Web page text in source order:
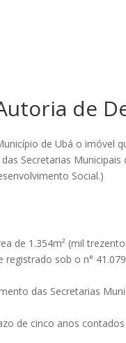
de
de Ubá o imóvel
Secretarias Municipais
Social.)
de 1.354m² (mil
sob o n°
das Secretarias
de cinco anos